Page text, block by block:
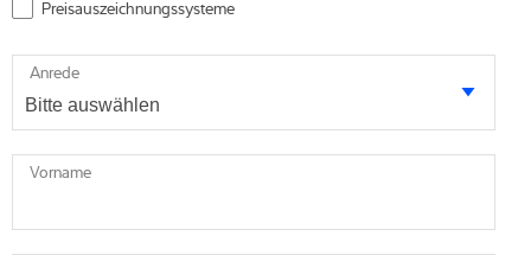
Preisauszeichnungssysteme
Anrede
Vorname